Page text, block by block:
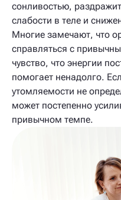
сонливостью,
слабости в теле и
Многие замечают, что
справляться с
чувство, что энергии
помогает ненадолго.
утомляемости не
может постепенно
привычном темпе.